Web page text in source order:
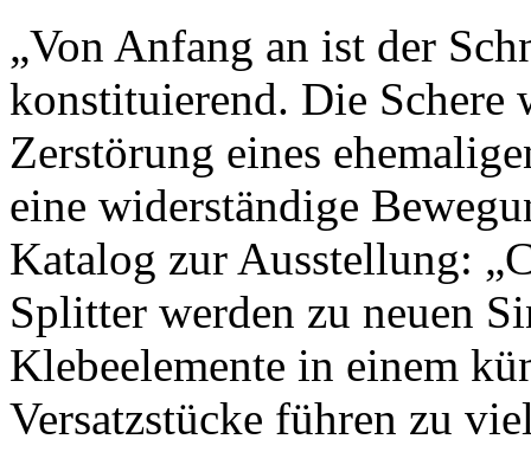
„Von Anfang an ist der
konstituierend. Die
Zerstörung eines
eine widerständige
Katalog zur Ausstellung:
Splitter werden zu neuen
Klebeelemente in einem
Versatzstücke führen zu